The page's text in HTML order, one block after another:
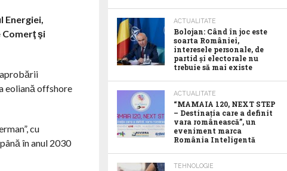
Energiei,
Comerţ şi
aprobării
eoliană offshore
cu
în anul 2030
ACTUALITATE
Bolojan: Când în joc este
soarta României,
interesele personale, de
partid și electorale nu
trebuie să mai existe
ACTUALITATE
“MAMAIA 120, NEXT STEP
– Destinația care a definit
vara românească”, un
eveniment marca
România Inteligentă
TEHNOLOGIE